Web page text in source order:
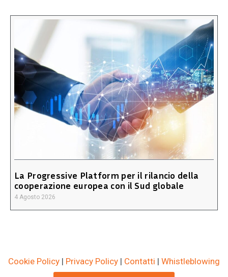
La Progressive Platform per il rilancio della
cooperazione europea con il Sud globale
4 Agosto 2026
Cookie Policy | Privacy Policy | Contatti | Whistleblowing